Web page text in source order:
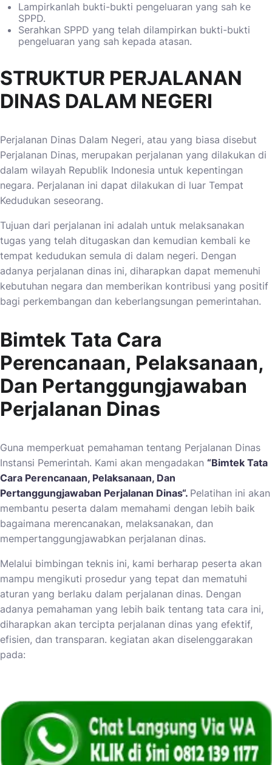
Lampirkanlah bukti-bukti pengeluaran yang sah ke
SPPD.
Serahkan SPPD yang telah dilampirkan bukti-bukti
pengeluaran yang sah kepada atasan.
STRUKTUR PERJALANAN
DINAS DALAM NEGERI
Perjalanan Dinas Dalam Negeri, atau yang biasa disebut
Perjalanan Dinas, merupakan perjalanan yang dilakukan di
dalam wilayah Republik Indonesia untuk kepentingan
negara. Perjalanan ini dapat dilakukan di luar Tempat
Kedudukan seseorang.
Tujuan dari perjalanan ini adalah untuk melaksanakan
tugas yang telah ditugaskan dan kemudian kembali ke
tempat kedudukan semula di dalam negeri. Dengan
adanya perjalanan dinas ini, diharapkan dapat memenuhi
kebutuhan negara dan memberikan kontribusi yang positif
bagi perkembangan dan keberlangsungan pemerintahan.
Bimtek Tata Cara
Perencanaan, Pelaksanaan,
Dan Pertanggungjawaban
Perjalanan Dinas
Guna memperkuat pemahaman tentang Perjalanan Dinas
Instansi Pemerintah. Kami akan mengadakan “Bimtek Tata
Cara Perencanaan, Pelaksanaan, Dan
Pertanggungjawaban Perjalanan Dinas“. Pelatihan ini akan
membantu peserta dalam memahami dengan lebih baik
bagaimana merencanakan, melaksanakan, dan
mempertanggungjawabkan perjalanan dinas.
Melalui bimbingan teknis ini, kami berharap peserta akan
mampu mengikuti prosedur yang tepat dan mematuhi
aturan yang berlaku dalam perjalanan dinas. Dengan
adanya pemahaman yang lebih baik tentang tata cara ini,
diharapkan akan tercipta perjalanan dinas yang efektif,
efisien, dan transparan. kegiatan akan diselenggarakan
pada: